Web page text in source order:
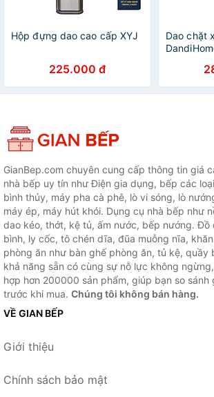
Hộp đựng dao cao cấp XYJ
225.000 đ
Dao chặt
GianBep.com chuyên cung cấp thông tin giá
nhà bếp uy tín như Điện gia dụng, bếp các
bình thủy, máy pha cà phê, lò vi sóng, lò
máy ép, máy hút khói. Dụng cụ nhà bếp như
dao kéo, thớt, kệ tủ, ấm nước, bếp nướng. Đồ
bình, ly cốc, tô chén dĩa, đũa muỗng nĩa,
phòng ăn như bàn ghế phòng ăn, tủ kệ, quầy
khả năng sẵn có cùng sự nỗ lực không
hợp hơn 200000 sản phẩm, giúp bạn so sánh
trước khi mua. Chúng tôi không bán hàng.
VỀ GIAN BẾP
Giới thiệu
Chính sách bảo mật